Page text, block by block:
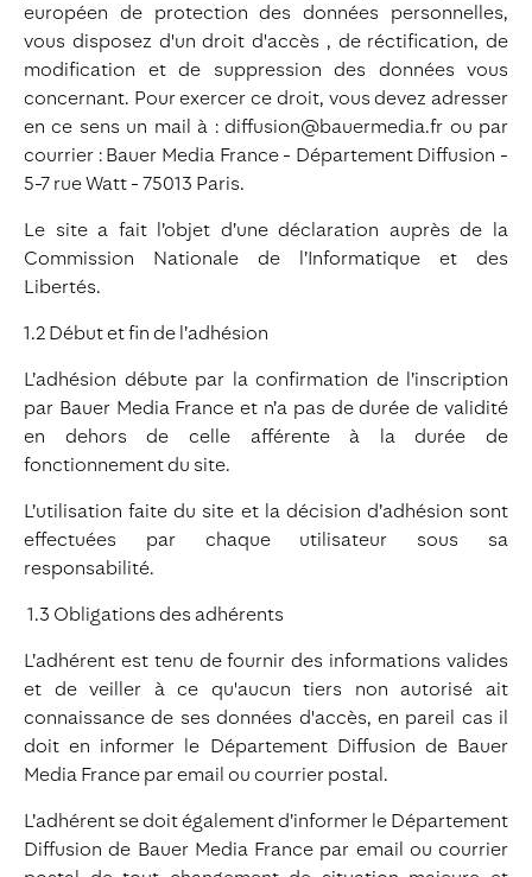
européen de protection des données personnelles,
vous disposez d'un droit d'accès , de réctification, de
modification et de suppression des données vous
concernant. Pour exercer ce droit, vous devez adresser
en ce sens un mail à : diffusion@bauermedia.fr ou par
courrier : Bauer Media France - Département Diffusion -
5-7 rue Watt - 75013 Paris.
Le site a fait l’objet d’une déclaration auprès de la
Commission Nationale de l’Informatique et des
Libertés.
1.2 Début et fin de l’adhésion
L’adhésion débute par la confirmation de l’inscription
par Bauer Media France et n’a pas de durée de validité
en dehors de celle afférente à la durée de
fonctionnement du site.
L’utilisation faite du site et la décision d’adhésion sont
effectuées par chaque utilisateur sous sa
responsabilité.
1.3 Obligations des adhérents
L’adhérent est tenu de fournir des informations valides
et de veiller à ce qu'aucun tiers non autorisé ait
connaissance de ses données d'accès, en pareil cas il
doit en informer le Département Diffusion de Bauer
Media France par email ou courrier postal.
L’adhérent se doit également d’informer le Département
Diffusion de Bauer Media France par email ou courrier